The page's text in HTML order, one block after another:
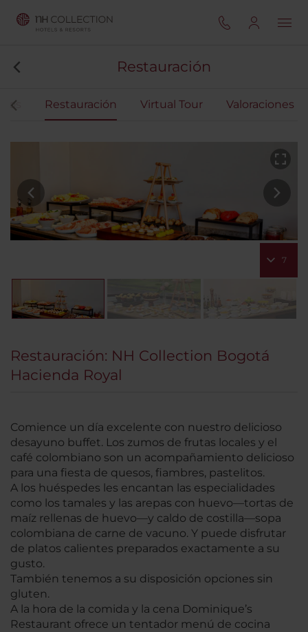
Restauración
Restauración Virtual Tour Valoraciones
7
Restauración: NH Collection Bogotá
Hacienda Royal
Comience un día excelente con nuestro delicioso
desayuno buffet. Los zumos de frutas locales y el
café colombiano son un acompañamiento delicioso
para una fiesta de quesos, fiambres, pastelitos.
A los huéspedes les encantan las especialidades
como los tamales y las arepas con huevo—tortas de
maíz rellenas de huevo—y caldo de costilla—sopa
colombiana de carne de vacuno. Y puede disfrutar
de platos calientes preparados exactamente a su
gusto.
También tenemos a su disposición opciones sin
gluten.
A la hora de la comida y la cena Dominique’s
Restaurant ofrece un tentador menú de cocina